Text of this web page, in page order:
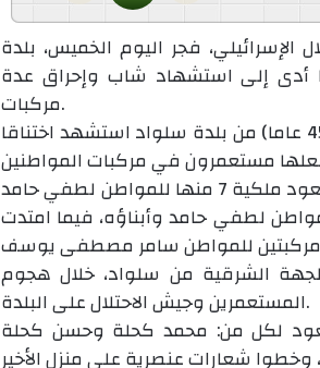
فجر اليوم الخميس، بلدة
أدى إلى استشهاد شاب وإحراق عدة
مركبات.
وأفادت وكالة “وفا” بأن الشاب خميس عبد اللطيف عياد (45 عاما) من بلدة سلواد استشهد اختناقا
وأشارت إلى أن المستعمرين أضرموا النيران في 12 مركبة، تعود ملكية 7 منها للمواطن لطفي حامد
وأدهم ومحمد، و3 مركبات للمواطن لطفي حامد وأبناؤه، فيما امتدت
الشرقية من سلواد، خلال هجوم
المستعمرين وجيش الاحتلال على البلدة.
3 مركبات وجرافة تعود لكل من: محمد كحلة وحسن كحلة